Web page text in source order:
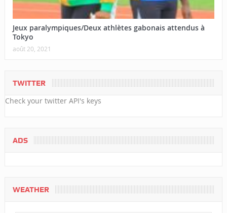
Jeux paralympiques/Deux athlètes gabonais attendus à
Tokyo
août 20, 2021
TWITTER
Check your twitter API's keys
ADS
WEATHER